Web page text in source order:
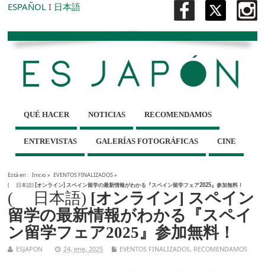
ESPAÑOL I 日本語
QUÉ HACER NOTICIAS RECOMENDAMOS
ENTREVISTAS GALERÍAS FOTOGRÁFICAS CINE
Está en : Inicio» EVENTOS FINALIZADOS»
( 日本語) [オンライン] スペイン留学の最新情報がわかる『スペイン留学フェア2025』参加無料！
( 日本語) [オンライン] スペイン
留学の最新情報がわかる『スペイ
ン留学フェア2025』参加無料！
ESJAPON 24, ene, 2025 EVENTOS FINALIZADOS, RECOMENDAMOS